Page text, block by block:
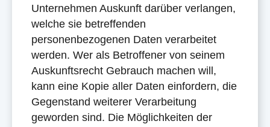
Unternehmen Auskunft darüber verlangen,
welche sie betreffenden
personenbezogenen Daten verarbeitet
werden. Wer als Betroffener von seinem
Auskunftsrecht Gebrauch machen will,
kann eine Kopie aller Daten einfordern, die
Gegenstand weiterer Verarbeitung
geworden sind. Die Möglichkeiten der